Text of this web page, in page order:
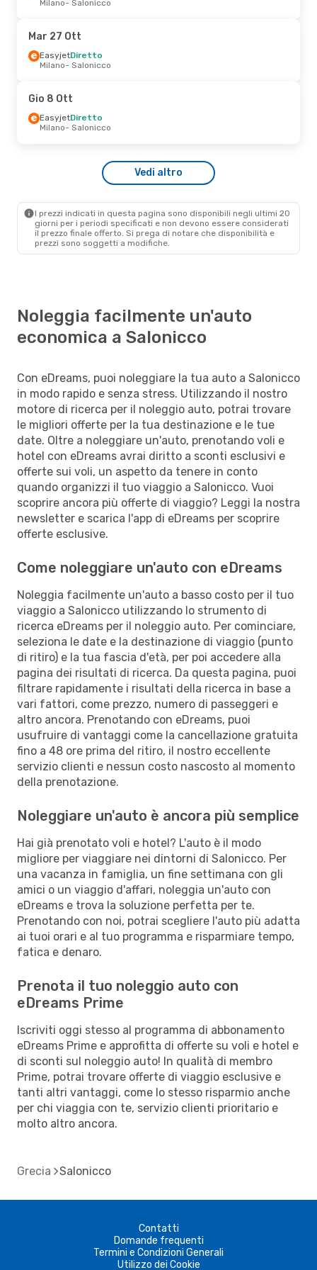
RyanairDiretto
Salonicco- Milano
RyanairDiretto
Napoli - Salonicco
RyanairDiretto
Salonicco- Napoli
- Ven 30 Ott
Diretto
- Salonicco
Milano- Salonicco
Mar 27 Ott
EasyjetDiretto
Milano- Salonicco
Gio 8 Ott
EasyjetDiretto
Milano- Salonicco
Vedi altro
I prezzi indicati in questa pagina sono disponibili negli ultimi 20
giorni per i periodi specificati e non devono essere considerati
il ​​prezzo finale offerto. Si prega di notare che disponibilità e
prezzi sono soggetti a modifiche.
Noleggia facilmente un'auto
economica a Salonicco
Con eDreams, puoi noleggiare la tua auto a Salonicco
in modo rapido e senza stress. Utilizzando il nostro
motore di ricerca per il noleggio auto, potrai trovare
le migliori offerte per la tua destinazione e le tue
date. Oltre a noleggiare un'auto, prenotando voli e
hotel con eDreams avrai diritto a sconti esclusivi e
offerte sui voli, un aspetto da tenere in conto
quando organizzi il tuo viaggio a Salonicco. Vuoi
scoprire ancora più offerte di viaggio? Leggi la nostra
newsletter e scarica l'app di eDreams per scoprire
offerte esclusive.
Come noleggiare un'auto con eDreams
Noleggia facilmente un'auto a basso costo per il tuo
viaggio a Salonicco utilizzando lo strumento di
ricerca eDreams per il noleggio auto. Per cominciare,
seleziona le date e la destinazione di viaggio (punto
di ritiro) e la tua fascia d'età, per poi accedere alla
pagina dei risultati di ricerca. Da questa pagina, puoi
filtrare rapidamente i risultati della ricerca in base a
vari fattori, come prezzo, numero di passeggeri e
altro ancora. Prenotando con eDreams, puoi
usufruire di vantaggi come la cancellazione gratuita
fino a 48 ore prima del ritiro, il nostro eccellente
servizio clienti e nessun costo nascosto al momento
della prenotazione.
Noleggiare un'auto è ancora più semplice
Hai già prenotato voli e hotel? L'auto è il modo
migliore per viaggiare nei dintorni di Salonicco. Per
una vacanza in famiglia, un fine settimana con gli
amici o un viaggio d'affari, noleggia un'auto con
eDreams e trova la soluzione perfetta per te.
Prenotando con noi, potrai scegliere l'auto più adatta
ai tuoi orari e al tuo programma e risparmiare tempo,
fatica e denaro.
Prenota il tuo noleggio auto con
eDreams Prime
Iscriviti oggi stesso al programma di abbonamento
eDreams Prime e approfitta di offerte su voli e hotel e
di sconti sul noleggio auto! In qualità di membro
Prime, potrai trovare offerte di viaggio esclusive e
tanti altri vantaggi, come lo stesso risparmio anche
per chi viaggia con te, servizio clienti prioritario e
molto altro ancora.
Grecia Salonicco
Contatti
Domande frequenti
Termini e Condizioni Generali
Utilizzo dei Cookie